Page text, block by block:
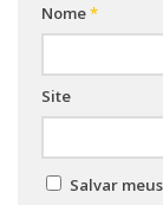
Nome*
Site
Salvar